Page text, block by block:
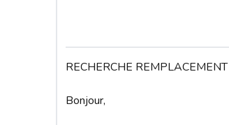
RECHERCHE
Bonjour,